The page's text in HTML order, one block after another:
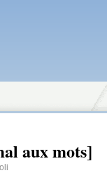
aux mots]